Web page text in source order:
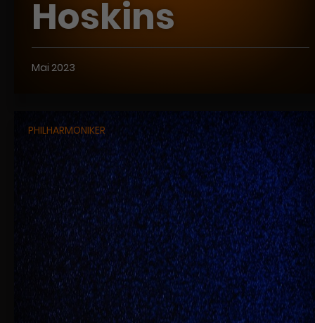
Hoskins
Mai 2023
PHILHARMONIKER